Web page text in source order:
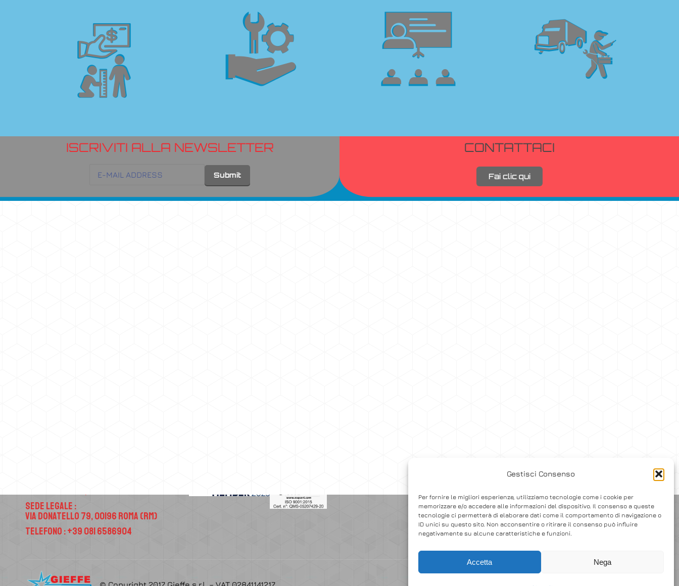
Gestisci Consenso
Per fornire le migliori esperienze, utilizziamo tecnologie come i cookie per
memorizzare e/o accedere alle informazioni del dispositivo. Il consenso a queste
tecnologie ci permetterà di elaborare dati come il comportamento di navigazione o
ID unici su questo sito. Non acconsentire o ritirare il consenso può influire
negativamente su alcune caratteristiche e funzioni.
Accetta Nega
ISCRIVITI ALLA NEWSLETTER CONTATTACI
Fai clic qui
Sede Legale :
Via Donatello 79, 00196 Roma (RM)
Telefono : +39 081 6586904